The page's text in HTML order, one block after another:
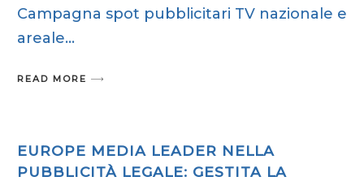
Campagna spot pubblicitari TV nazionale e
areale
READ MORE
EUROPE MEDIA LEADER NELLA
PUBBLICITÀ LEGALE: GESTITA LA